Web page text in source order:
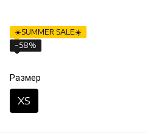
☀️SUMMER SALE☀️
−58%
Размер
XS